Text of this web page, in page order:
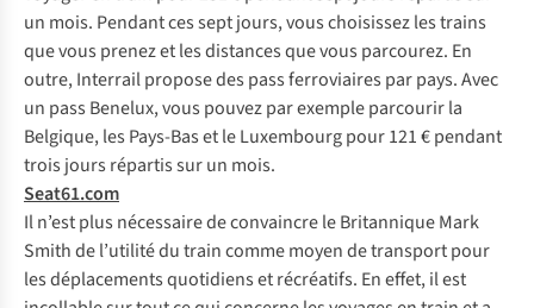
un mois. Pendant ces sept jours, vous choisissez les trains
que vous prenez et les distances que vous parcourez. En
outre, Interrail propose des pass ferroviaires par pays. Avec
un pass Benelux, vous pouvez par exemple parcourir la
Belgique, les Pays-Bas et le Luxembourg pour 121 € pendant
trois jours répartis sur un mois.
Seat61.com
Il n’est plus nécessaire de convaincre le Britannique Mark
Smith de l’utilité du train comme moyen de transport pour
les déplacements quotidiens et récréatifs. En effet, il est